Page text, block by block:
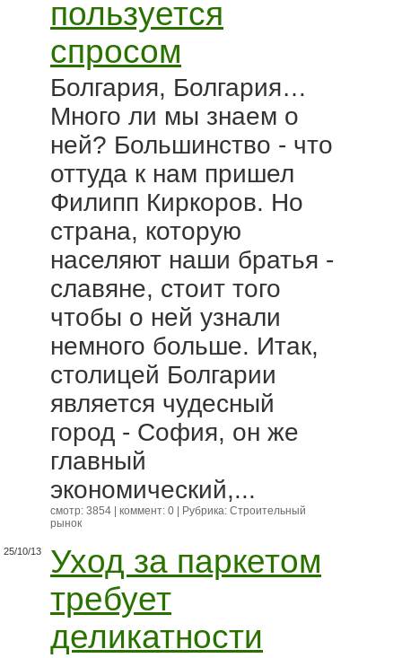
пользуется
спросом
Болгария, Болгария…
Много ли мы знаем о
ней? Большинство - что
оттуда к нам пришел
Филипп Киркоров. Но
страна, которую
населяют наши братья -
славяне, стоит того
чтобы о ней узнали
немного больше. Итак,
столицей Болгарии
является чудесный
город - София, он же
главный
экономический,...
смотр: 3854 | коммент: 0 | Рубрика: Строительный
рынок
25/10/13
Уход за паркетом
требует
деликатности